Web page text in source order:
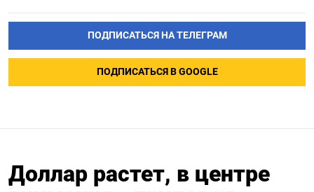
ПОДПИСАТЬСЯ НА ТЕЛЕГРАМ
ПОДПИСАТЬСЯ В GOOGLE
Доллар растет, в центре